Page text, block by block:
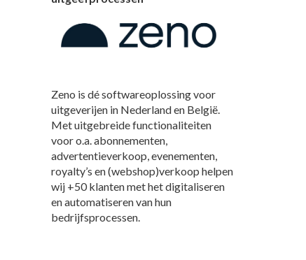
Zeno is dé softwareoplossing voor
uitgeverijen in Nederland en België.
Met uitgebreide functionaliteiten
voor o.a. abonnementen,
advertentieverkoop, evenementen,
royalty’s en (webshop)verkoop helpen
wij +50 klanten met het digitaliseren
en automatiseren van hun
bedrijfsprocessen.